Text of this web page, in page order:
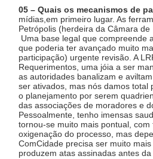
05 – Quais os mecanismos de
mídias,em primeiro lugar. As
Petrópolis (herdeira da Câmara
Uma base legal que compreende
que poderia ter avançado muito
participação) urgente revisão. A
Requerimentos, uma jóia a ser
as autoridades banalizam e
ser ativados, mas nós damos total
o planejamento por serem
das associações de moradores e
Pessoalmente, tenho imensas
tornou-se muito mais pontual,
oxigenação do processo, mas
ComCidade precisa ser muito
produzem atas assinadas antes